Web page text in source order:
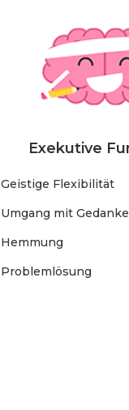
Exekutive
Geistige Flexibilität
Umgang mit
Hemmung
Problemlösung